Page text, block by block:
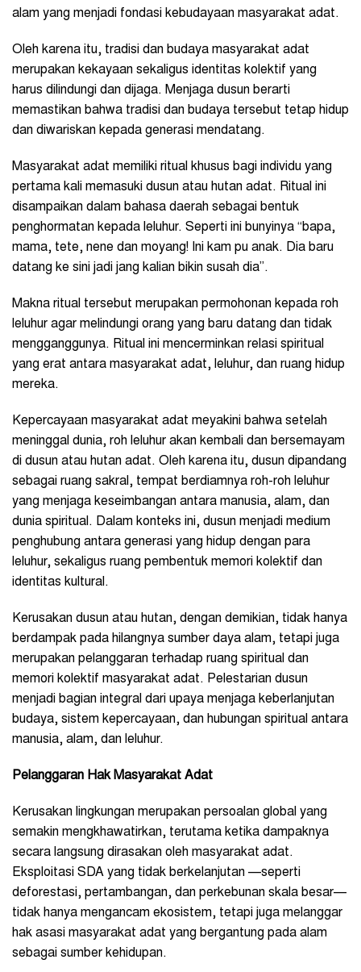
alam yang menjadi fondasi kebudayaan masyarakat adat.
Oleh karena itu, tradisi dan budaya masyarakat adat
merupakan kekayaan sekaligus identitas kolektif yang
harus dilindungi dan dijaga. Menjaga dusun berarti
memastikan bahwa tradisi dan budaya tersebut tetap hidup
dan diwariskan kepada generasi mendatang.
Masyarakat adat memiliki ritual khusus bagi individu yang
pertama kali memasuki dusun atau hutan adat. Ritual ini
disampaikan dalam bahasa daerah sebagai bentuk
penghormatan kepada leluhur. Seperti ini bunyinya “bapa,
mama, tete, nene dan moyang! Ini kam pu anak. Dia baru
datang ke sini jadi jang kalian bikin susah dia”.
Makna ritual tersebut merupakan permohonan kepada roh
leluhur agar melindungi orang yang baru datang dan tidak
mengganggunya. Ritual ini mencerminkan relasi spiritual
yang erat antara masyarakat adat, leluhur, dan ruang hidup
mereka.
Kepercayaan masyarakat adat meyakini bahwa setelah
meninggal dunia, roh leluhur akan kembali dan bersemayam
di dusun atau hutan adat. Oleh karena itu, dusun dipandang
sebagai ruang sakral, tempat berdiamnya roh-roh leluhur
yang menjaga keseimbangan antara manusia, alam, dan
dunia spiritual. Dalam konteks ini, dusun menjadi medium
penghubung antara generasi yang hidup dengan para
leluhur, sekaligus ruang pembentuk memori kolektif dan
identitas kultural.
Kerusakan dusun atau hutan, dengan demikian, tidak hanya
berdampak pada hilangnya sumber daya alam, tetapi juga
merupakan pelanggaran terhadap ruang spiritual dan
memori kolektif masyarakat adat. Pelestarian dusun
menjadi bagian integral dari upaya menjaga keberlanjutan
budaya, sistem kepercayaan, dan hubungan spiritual antara
manusia, alam, dan leluhur.
Pelanggaran Hak Masyarakat Adat
Kerusakan lingkungan merupakan persoalan global yang
semakin mengkhawatirkan, terutama ketika dampaknya
secara langsung dirasakan oleh masyarakat adat.
Eksploitasi SDA yang tidak berkelanjutan —seperti
deforestasi, pertambangan, dan perkebunan skala besar—
tidak hanya mengancam ekosistem, tetapi juga melanggar
hak asasi masyarakat adat yang bergantung pada alam
sebagai sumber kehidupan.